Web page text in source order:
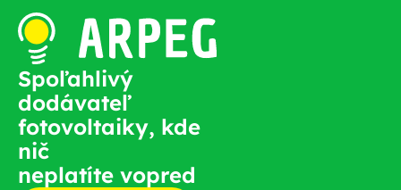
Spoľahlivý
dodávateľ
fotovoltaiky, kde
nič
neplatíte vopred